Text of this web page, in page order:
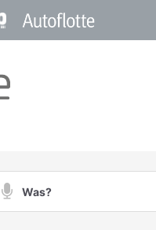
Suche